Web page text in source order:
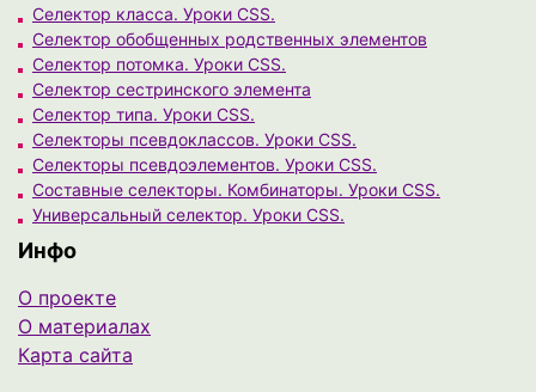
Селектор класса. Уроки CSS.
Селектор обобщенных родственных элементов
Селектор потомка. Уроки CSS.
Селектор сестринского элемента
Селектор типа. Уроки CSS.
Селекторы псевдоклассов. Уроки CSS.
Селекторы псевдоэлементов. Уроки CSS.
Составные селекторы. Комбинаторы. Уроки CSS.
Универсальный селектор. Уроки CSS.
Инфо
О проекте
О материалах
Карта сайта